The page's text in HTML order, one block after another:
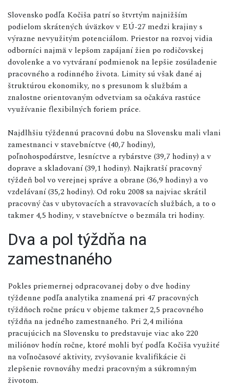
Slovensko podľa Kočiša patrí so štvrtým najnižším
podielom skrátených úväzkov v EÚ-27 medzi krajiny s
výrazne nevyužitým potenciálom. Priestor na rozvoj vidia
odborníci najmä v lepšom zapájaní žien po rodičovskej
dovolenke a vo vytváraní podmienok na lepšie zosúladenie
pracovného a rodinného života. Limity sú však dané aj
štruktúrou ekonomiky, no s presunom k službám a
znalostne orientovaným odvetviam sa očakáva rastúce
využívanie flexibilných foriem práce.
Najdlhšiu týždennú pracovnú dobu na Slovensku mali vlani
zamestnanci v stavebníctve (40,7 hodiny),
poľnohospodárstve, lesníctve a rybárstve (39,7 hodiny) a v
doprave a skladovaní (39,1 hodiny). Najkratší pracovný
týždeň bol vo verejnej správe a obrane (36,9 hodiny) a vo
vzdelávaní (35,2 hodiny). Od roku 2008 sa najviac skrátil
pracovný čas v ubytovacích a stravovacích službách, a to o
takmer 4,5 hodiny, v stavebníctve o bezmála tri hodiny.
Dva a pol týždňa na
zamestnaného
Pokles priemernej odpracovanej doby o dve hodiny
týždenne podľa analytika znamená pri 47 pracovných
týždňoch ročne prácu v objeme takmer 2,5 pracovného
týždňa na jedného zamestnaného. Pri 2,4 milióna
pracujúcich na Slovensku to predstavuje viac ako 220
miliónov hodín ročne, ktoré mohli byť podľa Kočiša využité
na voľnočasové aktivity, zvyšovanie kvalifikácie či
zlepšenie rovnováhy medzi pracovným a súkromným
životom.